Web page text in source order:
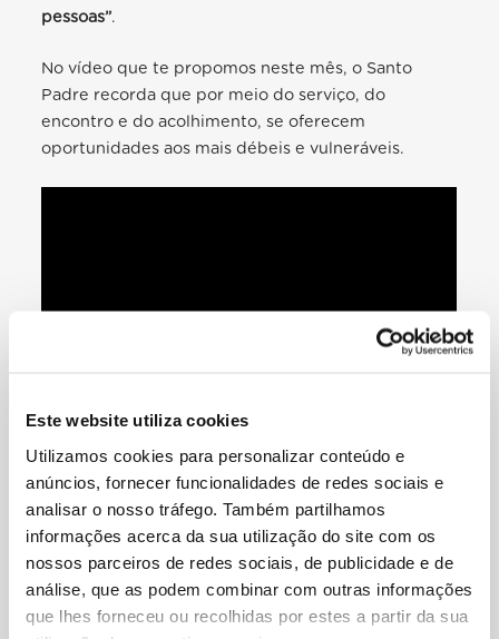
Este website utiliza cookies
Utilizamos cookies para personalizar conteúdo e
anúncios, fornecer funcionalidades de redes sociais e
analisar o nosso tráfego. Também partilhamos
informações acerca da sua utilização do site com os
nossos parceiros de redes sociais, de publicidade e de
análise, que as podem combinar com outras informações
que lhes forneceu ou recolhidas por estes a partir da sua
pessoas”.
No vídeo que te propomos neste mês, o Santo
Padre recorda que por meio do serviço, do
encontro e do acolhimento, se oferecem
oportunidades aos mais débeis e vulneráveis.
#NotJustAboutMigrants #WDMR2019
O vídeo que retoma estas palavras está disponível
nesta página, juntamente com a
Mensagem do
Santo Padre para o DMMRe todos os materiais da
Campanha, que oferece reflexões,